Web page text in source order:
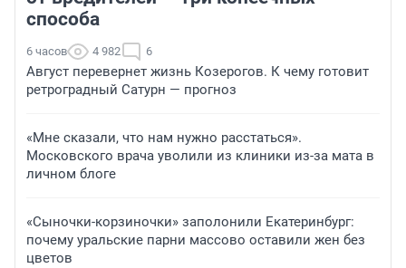
способа
6 часов 4 982 6
Август перевернет жизнь Козерогов. К чему готовит
ретроградный Сатурн — прогноз
«Мне сказали, что нам нужно расстаться».
Московского врача уволили из клиники из-за мата в
личном блоге
«Сыночки-корзиночки» заполонили Екатеринбург:
почему уральские парни массово оставили жен без
цветов